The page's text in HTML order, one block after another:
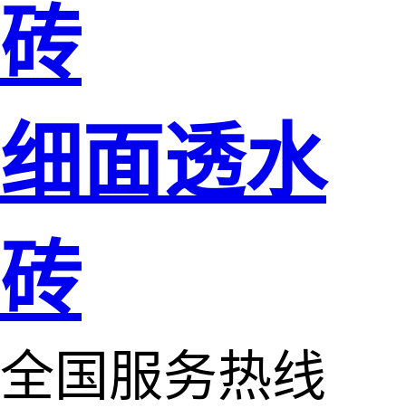
砖
细面透水
砖
全国服务热线